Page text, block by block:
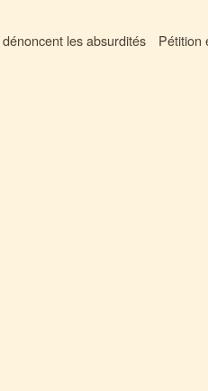
les absurdités Pétition